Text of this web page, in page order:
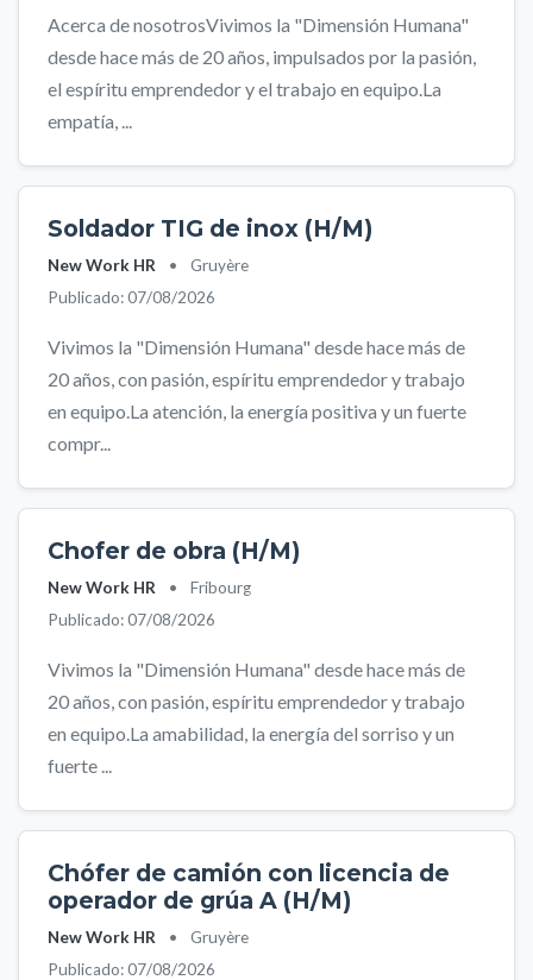
Acerca de nosotrosVivimos la "Dimensión Humana"
desde hace más de 20 años, impulsados por la pasión,
el espíritu emprendedor y el trabajo en equipo.La
empatía, ...
Soldador TIG de inox (H/M)
New Work HR •
Gruyère
Publicado: 07/08/2026
Vivimos la "Dimensión Humana" desde hace más de
20 años, con pasión, espíritu emprendedor y trabajo
en equipo.La atención, la energía positiva y un fuerte
compr...
Chofer de obra (H/M)
New Work HR •
Fribourg
Publicado: 07/08/2026
Vivimos la "Dimensión Humana" desde hace más de
20 años, con pasión, espíritu emprendedor y trabajo
en equipo.La amabilidad, la energía del sorriso y un
fuerte ...
Chófer de camión con licencia de
operador de grúa A (H/M)
New Work HR •
Gruyère
Publicado: 07/08/2026